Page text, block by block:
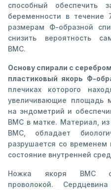
способный обеспечить
беременности в
размерам Ф-образной
снизить вероятность
ВМС.
Основу спирали с
пластиковый якорь Ф-
плечиках которого
увеличивающие площадь
на эндометрий и
ВМС в матке. Материал, из
ВМС, обладает
разрушается со временем
состояние внутренней
Ножка якоря ВМС
проволокой.